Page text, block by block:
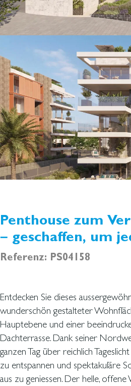
Penthouse zum
– geschaffen, um
Referenz: PS04158
Entdecken Sie dieses
wunderschön gestalteter
Hauptebene und einer
Dachterrasse. Dank seiner
ganzen Tag über reichlich
zu entspannen und spektakuläre
aus zu geniessen. Der helle,
zeitgenössische Eleganz bietet.
verfügt über individuelle
einen Bioethanol-Kamin und
ganzjährigen Komfort und
profitieren zudem von
einem Swimmingpool, die eine
mit Familie und Freunden genießen